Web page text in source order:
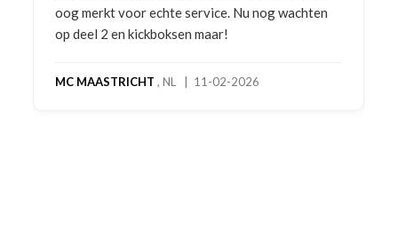
oog merkt voor echte service. Nu nog wachten
op deel 2 en kickboksen maar!
MC MAASTRICHT , NL | 11-02-2026